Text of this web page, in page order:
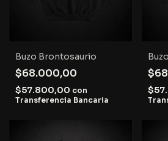
Buzo Brontosaurio
$68.000,00
$57.800,00 con
Transferencia Bancaria